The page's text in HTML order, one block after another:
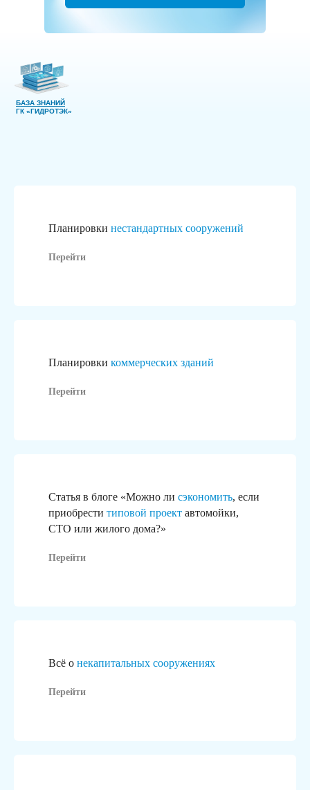
БАЗА ЗНАНИЙ
ГК «ГИДРОТЭК»
Планировки нестандартных сооружений
Перейти
Планировки коммерческих зданий
Перейти
Статья в блоге «Можно ли сэкономить, если
приобрести типовой проект автомойки,
СТО или жилого дома?»
Перейти
Всё о некапитальных сооружениях
Перейти